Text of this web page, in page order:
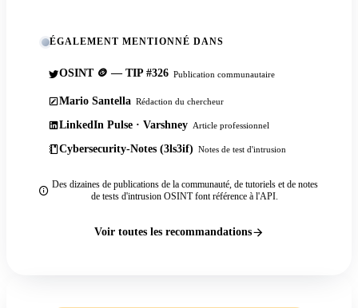
ÉGALEMENT MENTIONNÉ DANS
OSINT 🪙 — TIP #326 Publication communautaire
Mario Santella Rédaction du chercheur
LinkedIn Pulse · Varshney Article professionnel
Cybersecurity-Notes (3ls3if) Notes de test d'intrusion
Des dizaines de publications de la communauté, de tutoriels et de notes
de tests d'intrusion OSINT font référence à l'API.
Voir toutes les recommandations